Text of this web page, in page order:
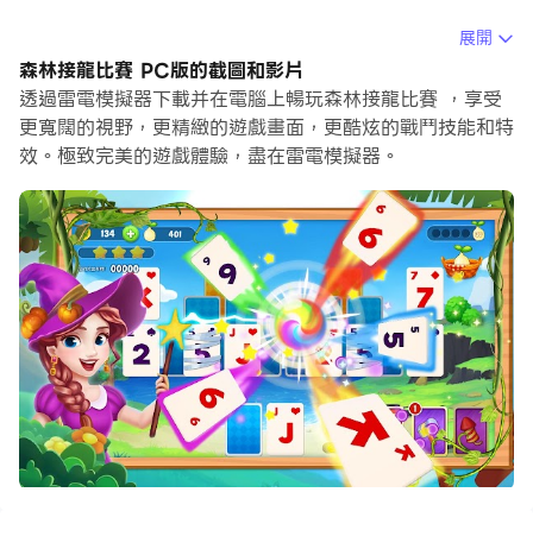
在電腦上運行森林接龍比賽，您可以在大螢幕上清晰地瀏
覽, 而用滑鼠和鍵盤操控應用程式比用觸摸屏鍵盤要快得
多，同時你將永遠不必擔心設備的電量問題。
通過多開和同步功能，你甚至可以在PC上運行多個應用程
而文件互傳功能讓分享圖像、影片和文件也變得非常容易。
下載森林接龍比賽並在PC上運行。享受PC端的大螢幕和高
畫質畫質吧!
森林紙牌比賽是一個免費的卡匹配遊戲。 匹配具有相同價
值的牌，以清除遊戲甲板。 通過從金字塔中刪除所有卡片
來獲得最高分，這需要你的戰略和病人。 在森林紙牌比
賽，你可以簡單地刪除類似的卡，也可以使顏色匹配，甚至
適合比賽的遊戲更高的分數。 這種金字塔型遊戲是你玩放
展開
森林接龍比賽 PC版的截圖和影片
透過雷電模擬器下載并在電腦上暢玩森林接龍比賽 ，享受
更寬闊的視野，更精緻的遊戲畫面，更酷炫的戰鬥技能和特
效。極致完美的遊戲體驗，盡在雷電模擬器。